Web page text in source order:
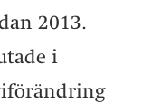
2013.
i